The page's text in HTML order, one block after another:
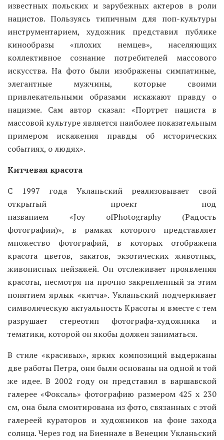
известных польских и зарубежных актеров в роли
нацистов. Пользуясь типичным для поп-культуры
инструментарием, художник представил публике
кинообразы «плохих немцев», населяющих
коллективное сознание потребителей массового
искусства. На фото были изображены симпатиные,
элегантные мужчины, которые своими
привлекательными образами искажают правду о
нацизме. Сам автор сказал: «Портрет нациста в
массовой культуре является наиболее показательным
примером искажения правды об исторических
событиях, о людях».
Китчевая красота
С 1997 года Укланьский реализовывает свой
открытый проект под
названием «Joy ofPhotography (Радость
фотографии)», в рамках которого представляет
множество фотографий, в которых отображена
красота цветов, закатов, экзотических животных,
живописных пейзажей. Он отслеживает проявления
красоты, несмотря на прочно закрепленный за этим
понятием ярлык «китча». Укланьский подчеркивает
символическую актуальность Красоты и вместе с тем
разрушает стереотип фотографа-художника и
тематики, которой он якобы должен заниматься.
В стиле «красивых», ярких композиций выдержаны
две работы Петра, они были основаны на одной и той
же идее. В 2002 году он представил в варшавской
галерее «Фоксаль» фотографию размером 425 x 230
см, она была смонтирована из фото, связанных с этой
галереей кураторов и художников на фоне захода
солнца. Через год на Биеннале в Венеции Укланьский